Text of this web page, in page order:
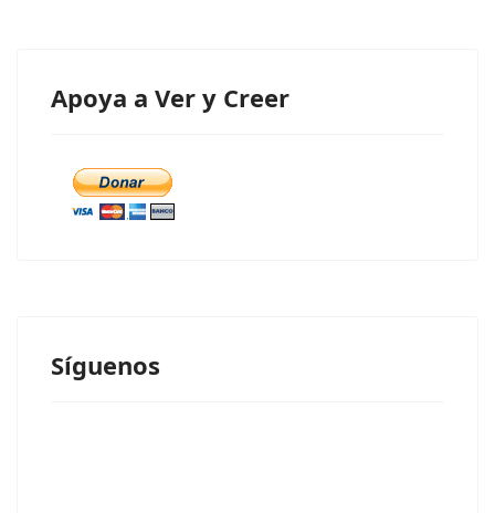
Apoya a Ver y Creer
Síguenos